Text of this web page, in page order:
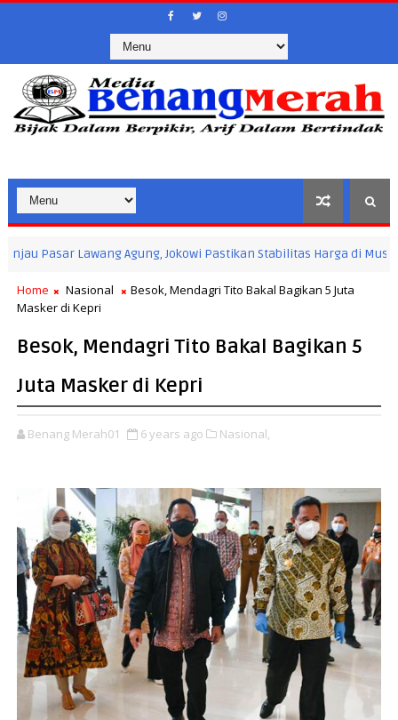
Lawang Agung, Jokowi Pastikan Stabilitas Harga di Musi Rawas
Home Nasional
Besok, Mendagri Tito Bakal Bagikan 5 Juta
Masker di Kepri
Besok, Mendagri Tito Bakal Bagikan 5
Juta Masker di Kepri
Benang Merah01 6 years ago Nasional,